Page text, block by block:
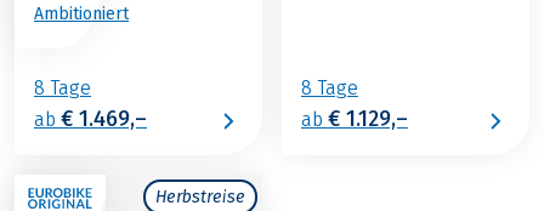
Ambitioniert
8 Tage
ab € 1.469,–
8 Tage
ab € 1.129,–
Herbstreise